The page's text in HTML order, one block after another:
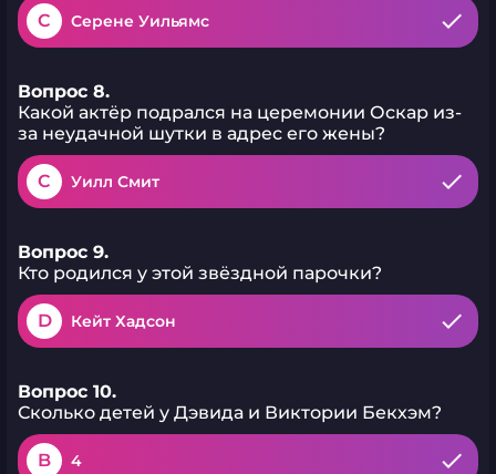
C Серене Уильямс
Вопрос 8.
Какой актёр подрался на церемонии Оскар из-
за неудачной шутки в адрес его жены?
C Уилл Смит
Вопрос 9.
Кто родился у этой звёздной парочки?
D Кейт Хадсон
Вопрос 10.
Сколько детей у Дэвида и Виктории Бекхэм?
B 4